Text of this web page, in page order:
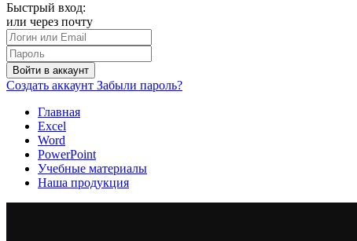
Быстрый вход:
или через почту
Войти в аккаунт
Создать аккаунт Забыли пароль?
Главная
Excel
Word
PowerPoint
Учебные материалы
Наша продукция